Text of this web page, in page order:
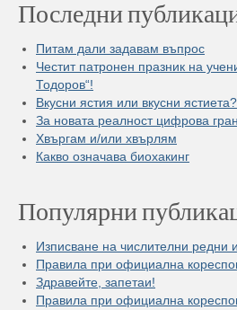
Последни
Питам дали задавам въпрос
Честит патронен празник на
Тодоров“!
Вкусни ястия или вкусни ястиета?
За новата реалност цифрова
Хвъргам и/или хвърлям
Какво означава биохакинг
Популярни
Изписване на числителни редни
Правила при официална
Здравейте, запетаи!
Правила при официална